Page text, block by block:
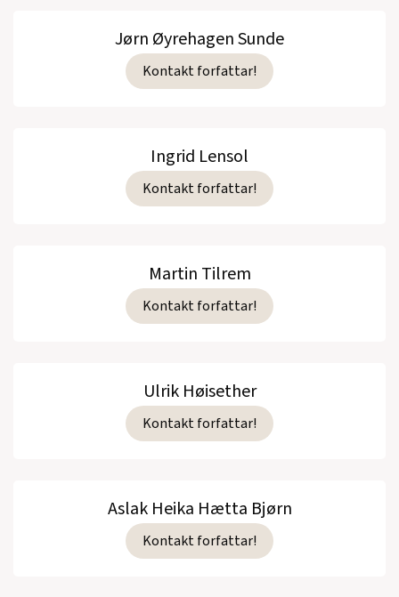
Jørn Øyrehagen Sunde
Kontakt forfattar!
Ingrid Lensol
Kontakt forfattar!
Martin Tilrem
Kontakt forfattar!
Ulrik Høisether
Kontakt forfattar!
Aslak Heika Hætta Bjørn
Kontakt forfattar!